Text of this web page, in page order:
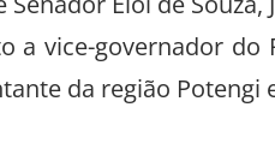
Senador Elói de
a vice-governador
da região